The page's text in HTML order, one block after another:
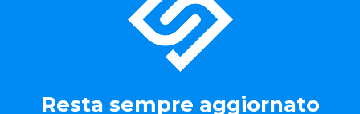
Resta sempre aggiornato